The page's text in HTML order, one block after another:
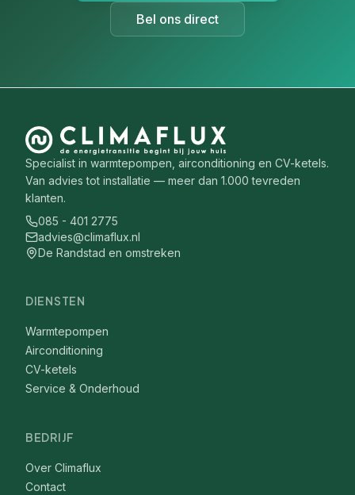
Bel ons direct
Specialist in warmtepompen, airconditioning en CV-ketels.
Van advies tot installatie — meer dan 1.000 tevreden
klanten.
085 - 401 2775
advies@climaflux.nl
De Randstad en omstreken
DIENSTEN
Warmtepompen
Airconditioning
CV-ketels
Service & Onderhoud
BEDRIJF
Over Climaflux
Contact